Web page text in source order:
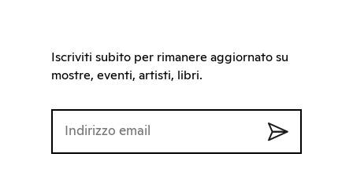
Iscriviti subito per rimanere aggiornato su
mostre, eventi, artisti, libri.